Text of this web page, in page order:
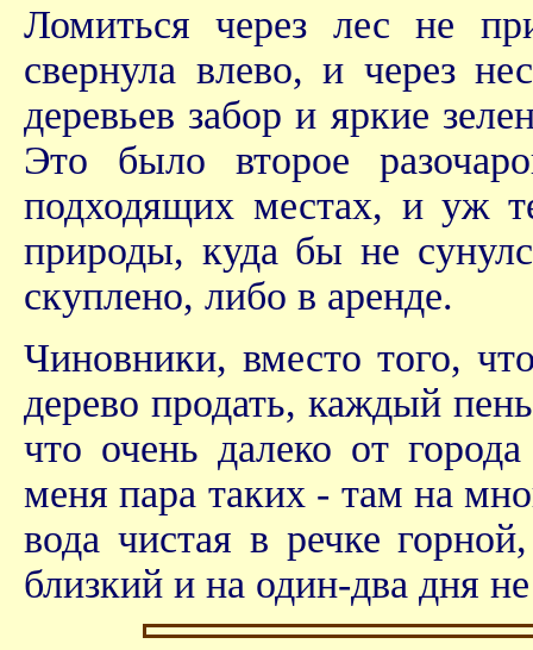
Ломиться через лес не
свернула влево, и через
деревьев забор и яркие
Это было второе
подходящих местах, и уж
природы, куда бы не
скуплено, либо в аренде.
Чиновники, вместо того,
дерево продать, каждый
что очень далеко от
меня пара таких - там на
вода чистая в речке
близкий и на один-два дня